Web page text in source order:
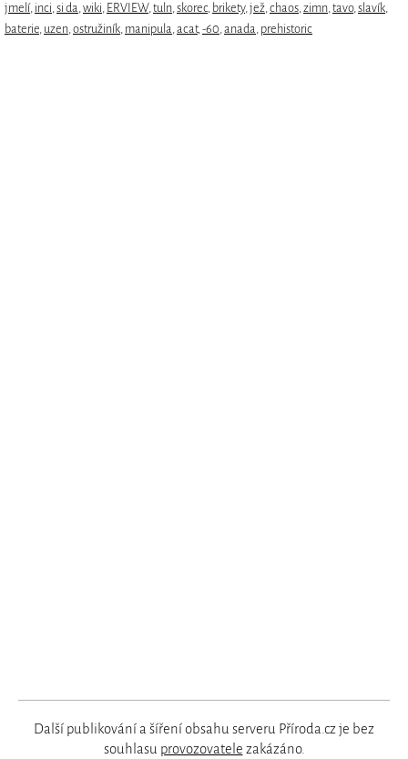
jmelí, inci,si da,wiki, ERVIEW,tuln,skorec, brikety,jež,chaos,zimn,tavo,slavík,
baterie, uzen,ostružiník, manipula,acat,-60,anada, prehistoric
Další publikování a šíření obsahu serveru Příroda.cz je bez
souhlasu provozovatele zakázáno.